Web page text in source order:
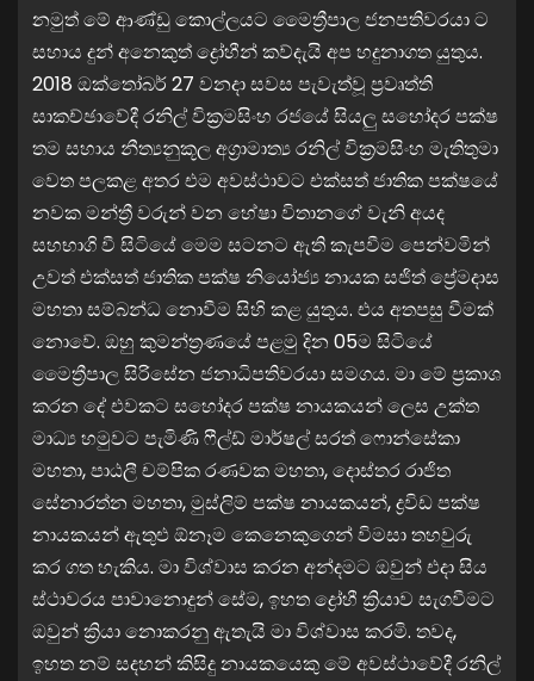
නමුත් මේ ආණ්ඩු කොල්ලයට මෛත්‍රීපාල ජනපතිවරයා ට
සහාය දුන් අනෙකුත් ද්‍රෝහීන් කව්දැයි අප හදුනාගත යුතුය.
2018 ඔක්තෝබර් 27 වනදා සවස පැවැත්වූ ප්‍රවෘත්ති
සාකච්ඡාවේදී රනිල් වික්‍රමසිංහ රජයේ සියලු සහෝදර පක්ෂ
තම සහාය නීත්‍යනුකූල අග්‍රාමාත්‍ය රනිල් වික්‍රමසිංහ මැතිතුමා
වෙත පලකළ අතර එම අවස්ථාවට එක්සත් ජාතික පක්ෂයේ
නවක මන්ත්‍රී වරුන් වන හේෂා විතානගේ වැනි අයද
සහභාගි වී සිටියේ මෙම සටනට ඇති කැපවීම පෙන්වමින්
උවත් එක්සත් ජාතික පක්ෂ නියෝජ්‍ය නායක සජිත් ප්‍රේමදාස
මහතා සම්බන්ධ නොවීම සිහි කළ යුතුය. එය අතපසු වීමක්
නොවේ. ඔහු කුමන්ත්‍රණයේ පළමු දින 05ම සිටියේ
මෛත්‍රීපාල සිරිසේන ජනාධිපතිවරයා සමගය. මා මේ ප්‍රකාශ
කරන දේ එවකට සහෝදර පක්ෂ නායකයන් ලෙස උක්ත
මාධ්‍ය හමුවට පැමිණි ෆීල්ඩ් මාර්ෂල් සරත් ෆොන්සේකා
මහතා, පාඨලී චම්පික රණවක මහතා, දොස්තර රාජිත
සේනාරත්න මහතා, මුස්ලිම් පක්ෂ නායකයන්, ද්‍රවිඩ පක්ෂ
නායකයන් ඇතුළු ඕනෑම කෙනෙකුගෙන් විමසා තහවුරු
කර ගත හැකිය. මා විශ්වාස කරන අන්දමට ඔවුන් එදා සිය
ස්ථාවරය පාවානොදුන් සේම, ඉහත ද්‍රෝහී ක්‍රියාව සැගවීමට
ඔවුන් ක්‍රියා නොකරනු ඇතැයි මා විශ්වාස කරමි. තවද,
ඉහත නම් සදහන් කිසිදු නායකයෙකු මේ අවස්ථාවේදී රනිල්